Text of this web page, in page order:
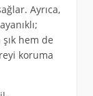
Ayrıca,
hem de
koruma